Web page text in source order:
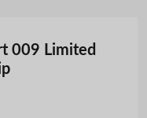
009 Limited